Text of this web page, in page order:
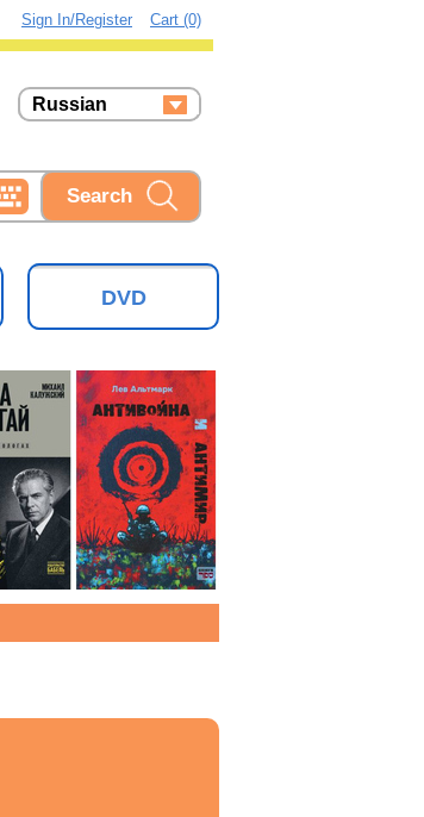
Cart (0)
Sign In/Register
Russian
Ukrainian
DVD